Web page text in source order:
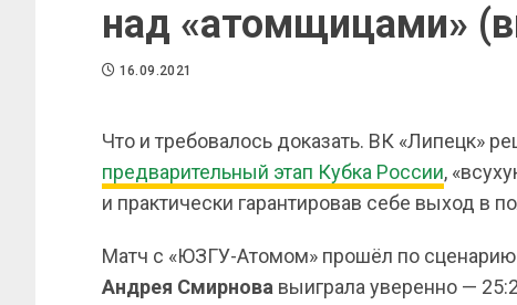
над «атомщицами»
16.09.2021
Что и требовалось доказать. ВК «Липецк»
предварительный этап Кубка России,
и практически гарантировав себе выход в
Матч с «ЮЗГУ-Атомом» прошёл по
Андрея Смирнова выиграла уверенно —